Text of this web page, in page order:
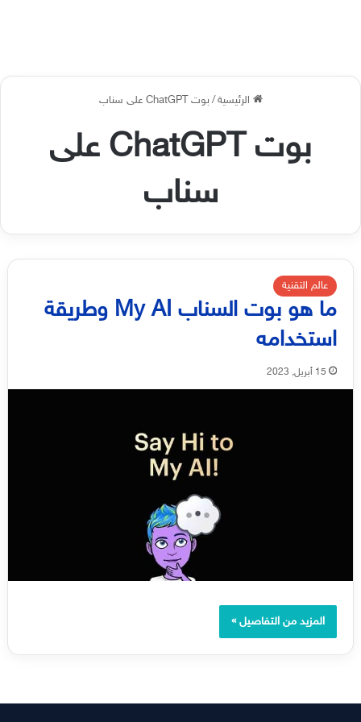
الرئيسية / بوت ChatGPT على سناب
بوت ChatGPT على
سناب
عالم التقنية
ما هو بوت السناب My AI وطريقة
استخدامه
15 أبريل, 2023
المزيد من التفاصيل »